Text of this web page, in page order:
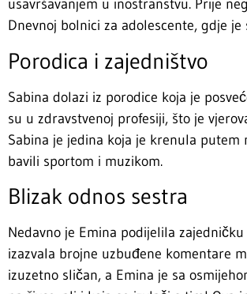
usavršavanjem u inostranstvu. Prije
Dnevnoj bolnici za adolescente, gdje
Porodica i zajedništvo
Sabina dolazi iz porodice koja je
su u zdravstvenoj profesiji, što je
Sabina je jedina koja je krenula
bavili sportom i muzikom.
Blizak odnos sestra
Nedavno je Emina podijelila
izazvala brojne uzbuđene komentare
izuzetno sličan, a Emina je sa